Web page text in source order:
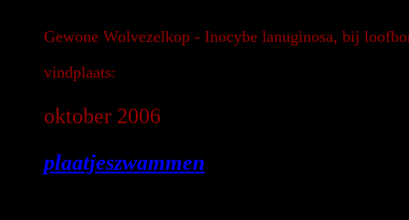
Gewone Wolvezelkop - Inocybe lanuginosa, bij
vindplaats:
oktober 2006
plaatjeszwammen